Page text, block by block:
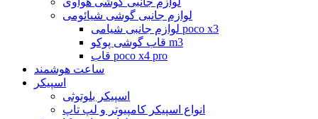
لوازم جانبی گوشی شیائومی
لوازم جانبی شیامی poco x3
قاب گوشی پوکو m3
قاب poco x4 pro
ساعت هوشمند
اسپیکر
اسپیکر بلوتوثی
انواع اسپیکر کامپیوتر و لپ تاپ